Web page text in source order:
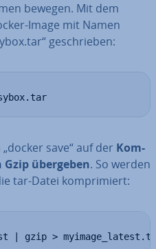
bewegen. Mit dem
Image mit Namen
ge­schrie­ben:
save“ auf der Kom­
übergeben. So werden
tar-Datei kom­pri­miert:
| gzip >